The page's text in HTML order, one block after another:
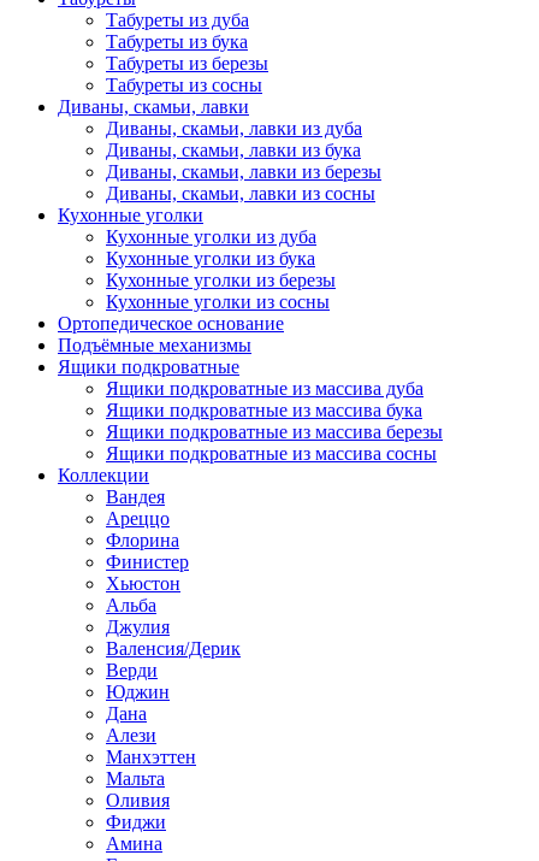
Табуреты из дуба
Табуреты из бука
Табуреты из березы
Табуреты из сосны
Диваны, скамьи, лавки
Диваны, скамьи, лавки из дуба
Диваны, скамьи, лавки из бука
Диваны, скамьи, лавки из березы
Диваны, скамьи, лавки из сосны
Кухонные уголки
Кухонные уголки из дуба
Кухонные уголки из бука
Кухонные уголки из березы
Кухонные уголки из сосны
Ортопедическое основание
Подъёмные механизмы
Ящики подкроватные
Ящики подкроватные из массива дуба
Ящики подкроватные из массива бука
Ящики подкроватные из массива березы
Ящики подкроватные из массива сосны
Коллекции
Вандея
Ареццо
Флорина
Финистер
Хьюстон
Альба
Джулия
Валенсия/Дерик
Верди
Юджин
Дана
Алези
Манхэттен
Мальта
Оливия
Фиджи
Амина